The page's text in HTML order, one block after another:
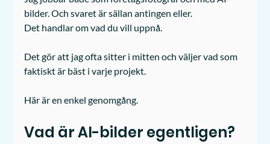
bilder. Och svaret är sällan antingen eller.
Det handlar om vad du vill uppnå.
Det gör att jag ofta sitter i mitten och väljer vad som
faktiskt är bäst i varje projekt.
Här är en enkel genomgång.
Vad är AI-bilder egentligen?